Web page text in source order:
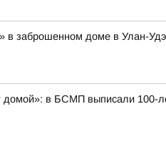
в заброшенном доме в Улан-Удэ
домой»: в БСМП выписали 100-